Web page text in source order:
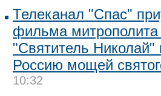
Телеканал "Спас"
фильма
"Святитель Николай"
Россию мощей
10:32